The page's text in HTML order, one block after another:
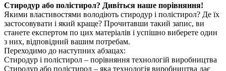
Стиродур або полістирол? Дивіться наше порівняння!
Якими властивостями володіють стиродур і полістирол? Де їх
застосовувати і який краще? Прочитавши такий запис, ви
станете експертом по цих матеріалів і успішно виберете один
з них, відповідний вашим потребам.
Переходимо до наступних абзацах:
Стиродур і полістирол – порівняння технологій виробництва
Стиродур або полістирол – яка технологія виробництва дає